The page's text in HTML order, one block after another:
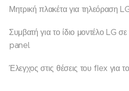
Μητρική πλακέτα για τηλεόραση
Συμβατή για το ίδιο μοντέλο LG
panel.
Έλεγχος στις θέσεις του flex για